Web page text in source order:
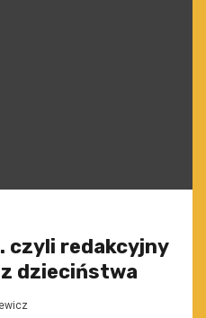
czyli redakcyjny
dzieciństwa